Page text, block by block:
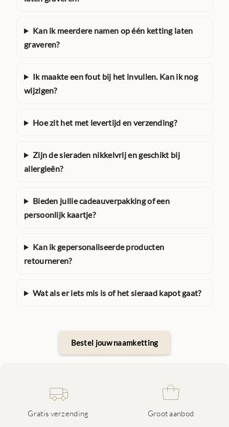
Kan ik meerdere namen op één ketting laten
graveren?
Ik maakte een fout bij het invullen. Kan ik nog
wijzigen?
Hoe zit het met levertijd en verzending?
Zijn de sieraden nikkelvrij en geschikt bij
allergieën?
Bieden jullie cadeauverpakking of een
persoonlijk kaartje?
Kan ik gepersonaliseerde producten
retourneren?
Wat als er iets mis is of het sieraad kapot gaat?
Bestel jouw naamketting
Gratis verzending Groot aanbod